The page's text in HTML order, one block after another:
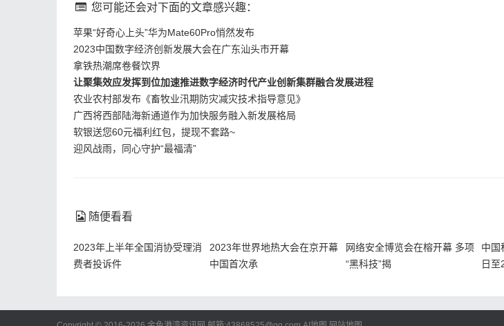
鱼包装，确认其并非来自日本。
记者绕着海鲜货柜，逐一确认各款海鲜的产地：虾夷扇贝肉产自大连，深海大鱿鱼
对虾等来自泰国……“我们的冰冻海鲜没有日本货源，其中三文鱼主要产自挪威、智利，
作人员说。
在福州万象城的精品超市内，法国的银鳕鱼柳、大西洋的三文鱼片、智利的三文鱼
产品让人目不暇接，单价在70元~400元。市民陈先生仔细比较后，选择了智利的三文鱼
相关新闻
您可能还会对下面的文章感兴趣：
苹果“好奇心上头”华为Mate60Pro悄然发布
2023中国数字经济创新发展大会在广东汕头市开幕
拿铁热潮席卷餐饮界
让聚集效应发挥到位加速推进数字经济时代产业创新集群融合发展进程
农业农村部发布《畜牧业汛期防灾减灾技术指导意见》
广西将西部陆海新通道作为加快服务融入新发展格局
软银送您60元福利红包，提现不套路~
迎风战雨，同心守护“最福清”
随便看看
2023年上半年全国消协受理消
费者投诉件
2023年世界地热大会在京开幕
中国首次承
网络安全博览会在榕开幕 多项
“黑科技”揭
中国
日至